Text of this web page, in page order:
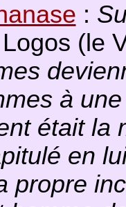
:
(le
à
était la
en
propre